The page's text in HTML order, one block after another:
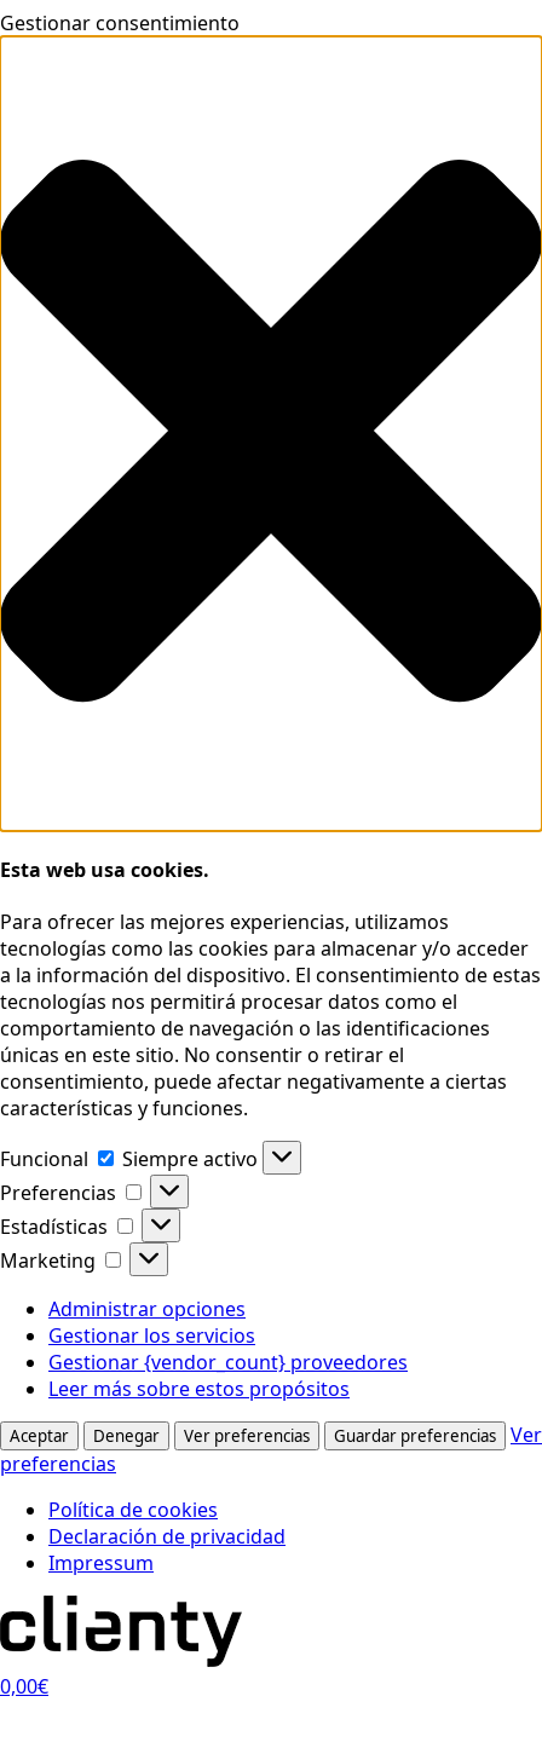
Gestionar consentimiento
Esta web usa cookies.
Para ofrecer las mejores experiencias, utilizamos
tecnologías como las cookies para almacenar y/o acceder
a la información del dispositivo. El consentimiento de estas
tecnologías nos permitirá procesar datos como el
comportamiento de navegación o las identificaciones
únicas en este sitio. No consentir o retirar el
consentimiento, puede afectar negativamente a ciertas
características y funciones.
Funcional
Funcional
Siempre activo
Preferencias
Preferencias
Estadísticas
Estadísticas
Marketing
Marketing
Administrar opciones
Gestionar los servicios
Gestionar {vendor_count} proveedores
Leer más sobre estos propósitos
Aceptar Denegar Ver preferencias Guardar preferencias
Ver
preferencias
Política de cookies
Declaración de privacidad
Impressum
0,00€